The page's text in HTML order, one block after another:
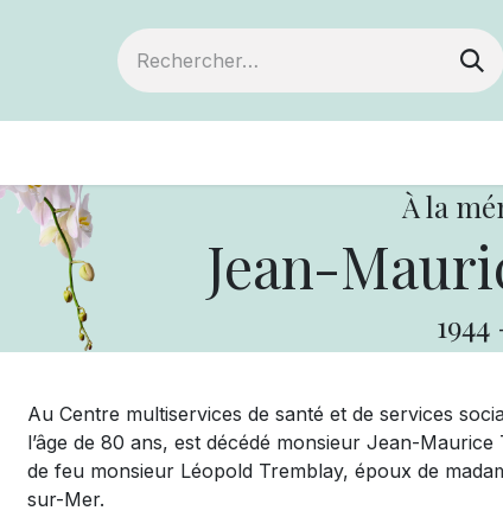
À la
Jean-
1944
Au Centre multiservices de santé et de services
l’âge de 80 ans, est décédé monsieur Jean-
de feu monsieur Léopold Tremblay, époux de
sur-Mer.